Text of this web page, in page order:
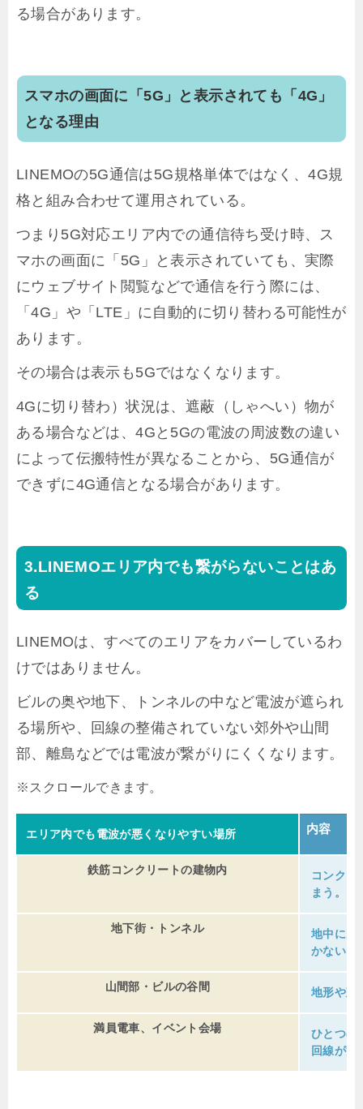
る場合があります。
スマホの画面に「5G」と表示されても「4G」
となる理由
LINEMOの5G通信は5G規格単体ではなく、4G規
格と組み合わせて運用されている。
つまり5G対応エリア内での通信待ち受け時、ス
マホの画面に「5G」と表示されていても、実際
にウェブサイト閲覧などで通信を行う際には、
「4G」や「LTE」に自動的に切り替わる可能性が
あります。
その場合は表示も5Gではなくなります。
4Gに切り替わ）状況は、遮蔽（しゃへい）物が
ある場合などは、4Gと5Gの電波の周波数の違い
によって伝搬特性が異なることから、5G通信が
できずに4G通信となる場合があります。
LINEMOエリア内でも繋がらないことはあ
る
LINEMOは、すべてのエリアをカバーしているわ
けではありません。
ビルの奥や地下、トンネルの中など電波が遮られ
る場所や、回線の整備されていない郊外や山間
部、離島などでは電波が繋がりにくくなります。
エリア内でも電波が悪くなりやすい場所 内容
鉄筋コンクリートの建物内
コンクリ
まう。
地下街・トンネル
地中にあ
かない。
山間部・ビルの谷間 地形や建
満員電車、イベント会場
ひとつの
回線が混